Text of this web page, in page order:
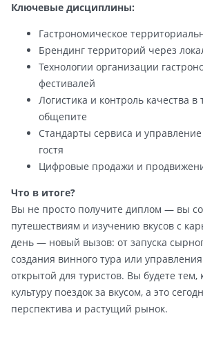
Ключевые дисциплины:
Гастрономическое
Брендинг территорий через
Технологии организации
фестивалей
Логистика и контроль качества в
общепите
Стандарты сервиса и
гостя
Цифровые продажи и
Что в итоге?
Вы не просто получите диплом — вы
путешествиям и изучению вкусов с
день — новый вызов: от запуска
создания винного тура или
открытой для туристов. Вы будете тем,
культуру поездок за вкусом, а это
перспектива и растущий рынок.